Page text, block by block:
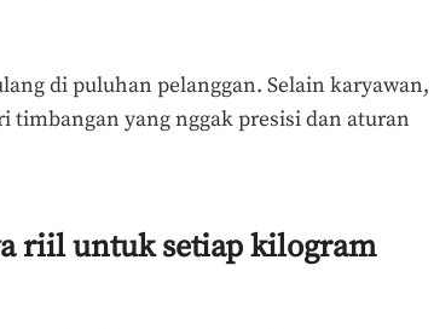
di puluhan pelanggan. Selain karyawan,
timbangan yang nggak presisi dan aturan
riil untuk setiap kilogram